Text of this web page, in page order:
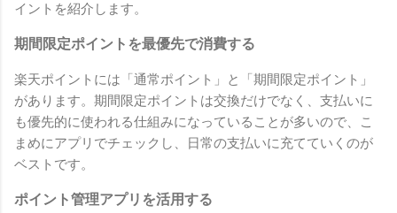
イントを紹介します。
期間限定ポイントを最優先で消費する
楽天ポイントには「通常ポイント」と「期間限定ポイント」
があります。期間限定ポイントは交換だけでなく、支払いに
も優先的に使われる仕組みになっていることが多いので、こ
まめにアプリでチェックし、日常の支払いに充てていくのが
ベストです。
ポイント管理アプリを活用する